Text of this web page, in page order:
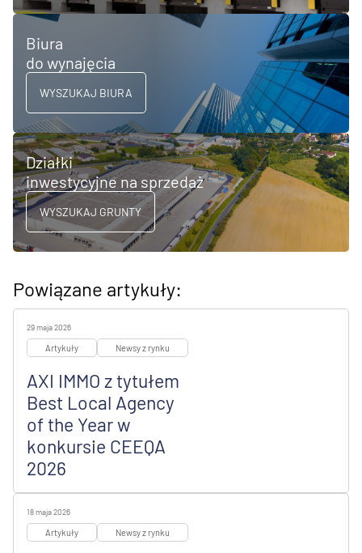
Biura
do wynajęcia
WYSZUKAJ BIURA
Działki
inwestycyjne na sprzedaż
WYSZUKAJ GRUNTY
Powiązane artykuły:
29 maja 2026
Artykuły Newsy z rynku
AXI IMMO z tytułem
Best Local Agency
of the Year w
konkursie CEEQA
2026
18 maja 2026
Artykuły Newsy z rynku